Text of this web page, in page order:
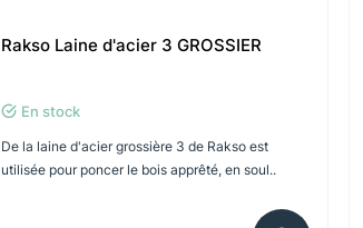
Rakso Laine d'acier 3 GROSSIER
En stock
De la laine d'acier grossière 3 de Rakso est
utilisée pour poncer le bois apprêté, en soul..